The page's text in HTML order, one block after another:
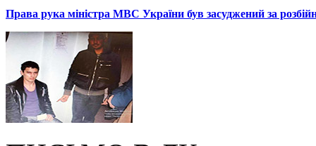
Права рука міністра МВС України був засуджений за